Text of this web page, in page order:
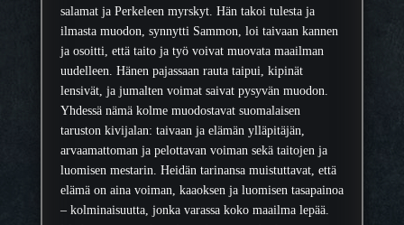
S
e
p
p
ä
I
l
m
a
r
i
salamat ja Perkeleen myrskyt. Hän takoi tulesta ja
ilmasta muodon, synnytti Sammon, loi taivaan kannen
ja osoitti, että taito ja työ voivat muovata maailman
uudelleen. Hänen pajassaan rauta taipui, kipinät
lensivät, ja jumalten voimat saivat pysyvän muodon.
Yhdessä nämä kolme muodostavat suomalaisen
taruston kivijalan: taivaan ja elämän ylläpitäjän,
arvaamattoman ja pelottavan voiman sekä taitojen ja
luomisen mestarin. Heidän tarinansa muistuttavat, että
elämä on aina voiman, kaaoksen ja luomisen tasapainoa
– kolminaisuutta, jonka varassa koko maailma lepää.